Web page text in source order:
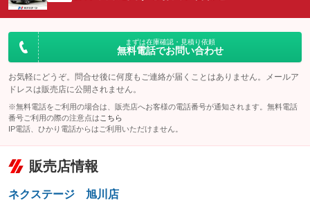
エアサスペンション ヘッドライトウォッシャー
まずは在庫確認・見積り依頼
無料電話でお問い合わせ
お気軽にどうぞ。問合せ後に何度もご連絡が届くことはありません。メールア
ドレスは販売店に公開されません。
※無料電話をご利用の場合は、販売店へお客様の電話番号が通知されます。無料電話
番号ご利用の際の注意点は こちら
IP電話、ひかり電話からはご利用いただけません。
販売店情報
ネクステージ 旭川店